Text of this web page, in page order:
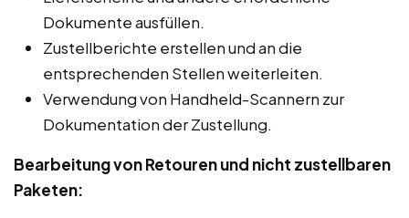
Dokumente ausfüllen.
Zustellberichte erstellen und an die
entsprechenden Stellen weiterleiten.
Verwendung von Handheld-Scannern zur
Dokumentation der Zustellung.
Bearbeitung von Retouren und nicht zustellbaren
Paketen: